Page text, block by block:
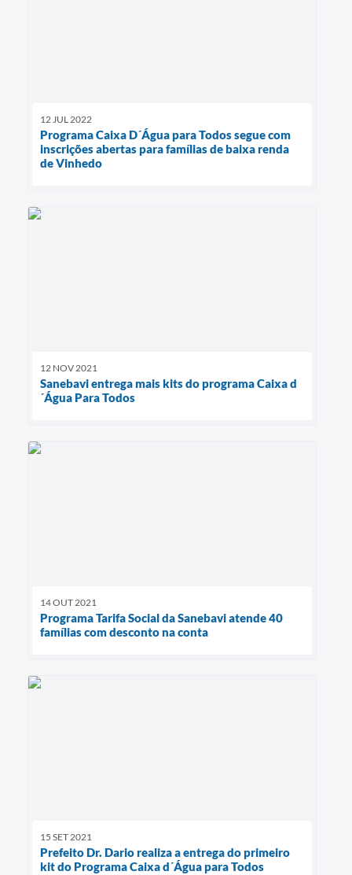
12 JUL 2022
Programa Caixa D´Água para Todos segue com
inscrições abertas para famílias de baixa renda
de Vinhedo
12 NOV 2021
Sanebavi entrega mais kits do programa Caixa d
´Água Para Todos
14 OUT 2021
Programa Tarifa Social da Sanebavi atende 40
famílias com desconto na conta
15 SET 2021
Prefeito Dr. Dario realiza a entrega do primeiro
kit do Programa Caixa d´Água para Todos